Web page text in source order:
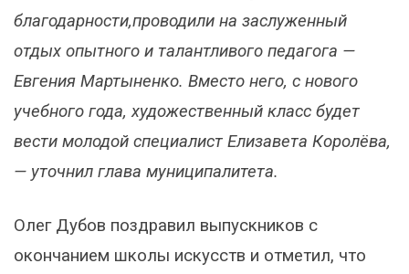
благодарности,проводили на заслуженный
отдых опытного и талантливого педагога —
Евгения Мартыненко. Вместо него, с нового
учебного года, художественный класс будет
вести молодой специалист Елизавета Королёва,
— уточнил глава муниципалитета.
Олег Дубов поздравил выпускников с
окончанием школы искусств и отметил, что